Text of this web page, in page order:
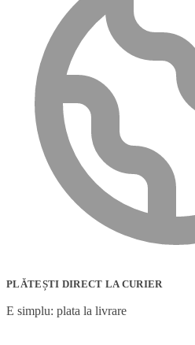
PLĂTEȘTI DIRECT LA CURIER
E simplu: plata la livrare